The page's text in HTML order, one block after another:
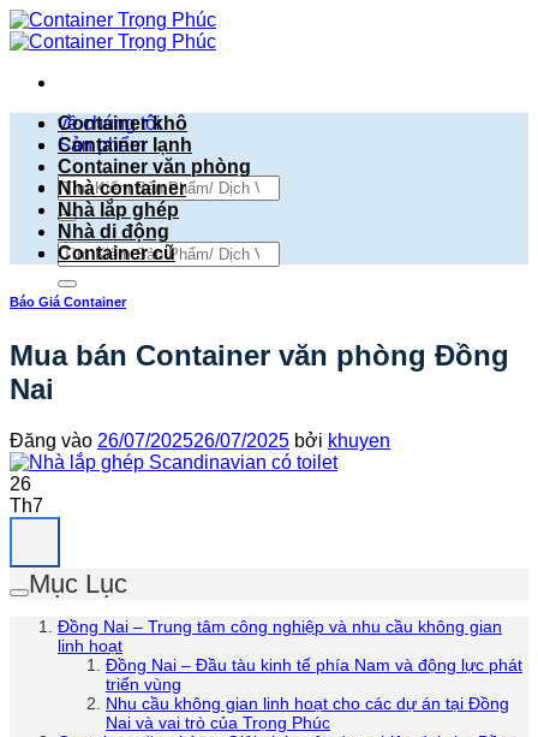
Bỏ
qua
dung
về chúng tôi
Sản phẩm
Tìm
kiếm:
Tìm
kiếm:
Container khô
Container lạnh
Container văn phòng
Nhà container
Nhà lắp ghép
Nhà di động
Container cũ
Báo Giá Container
Mua bán Container văn phòng Đồng
Nai
Đăng vào 26/07/202526/07/2025 bởi khuyen
26
Th7
Mục Lục
Đồng Nai – Trung tâm công nghiệp và nhu cầu không gian
linh hoạt
Đồng Nai – Đầu tàu kinh tế phía Nam và động lực phát
triển vùng
Nhu cầu không gian linh hoạt cho các dự án tại Đồng
Nai và vai trò của Trọng Phúc